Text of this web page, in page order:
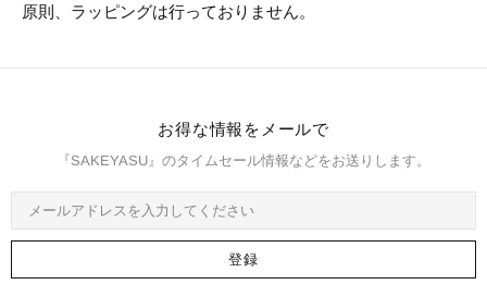
原則、ラッピングは行っておりません。
お得な情報をメールで
『SAKEYASU』のタイムセール情報などをお送りします。